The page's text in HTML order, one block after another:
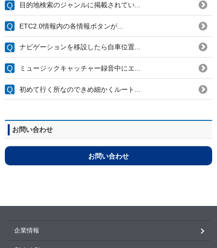
目的地検索のジャンルに掲載されてい...
ETC2.0情報内の各情報ボタンが...
ナビゲーションを移設したら自車位置...
ミュージックキャッチャー録音中にエ...
初めて行く所なのできめ細かくルート...
お問い合わせ
お問い合わせ
企業情報